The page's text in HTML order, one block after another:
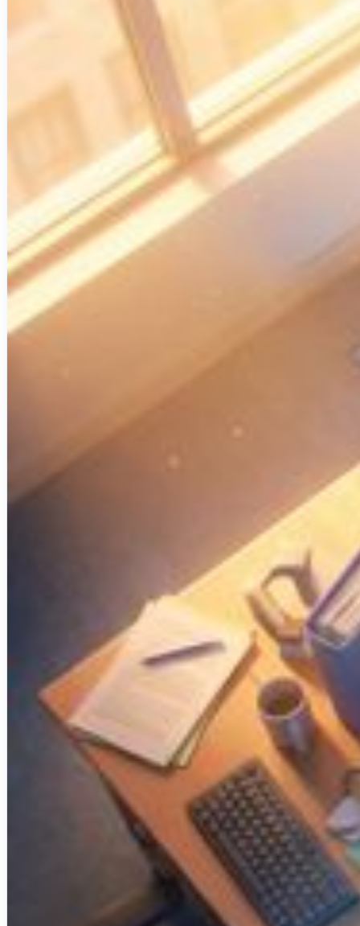
Projets d'applications iOS & Android
Plateformes métiers personnalisées